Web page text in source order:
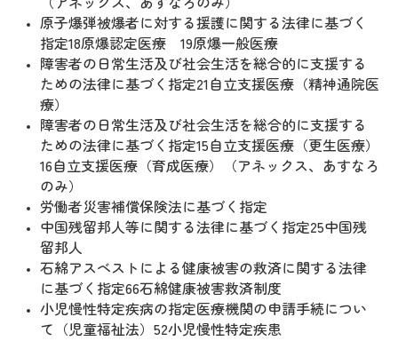
原子爆弾被爆者に対する援護に関する法律に基づく
指定18原爆認定医療 19原爆一般医療
障害者の日常生活及び社会生活を総合的に支援する
ための法律に基づく指定21自立支援医療（精神通院医
療）
障害者の日常生活及び社会生活を総合的に支援する
ための法律に基づく指定15自立支援医療（更生医療）
16自立支援医療（育成医療）（アネックス、あすなろ
のみ）
労働者災害補償保険法に基づく指定
中国残留邦人等に関する法律に基づく指定25中国残
留邦人
石綿アスベストによる健康被害の救済に関する法律
に基づく指定66石綿健康被害救済制度
小児慢性特定疾病の指定医療機関の申請手続につい
て（児童福祉法）52小児慢性特定疾患